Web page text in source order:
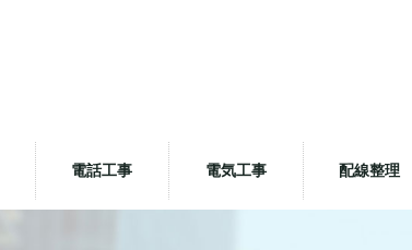
電話工事 電気工事 配線整理